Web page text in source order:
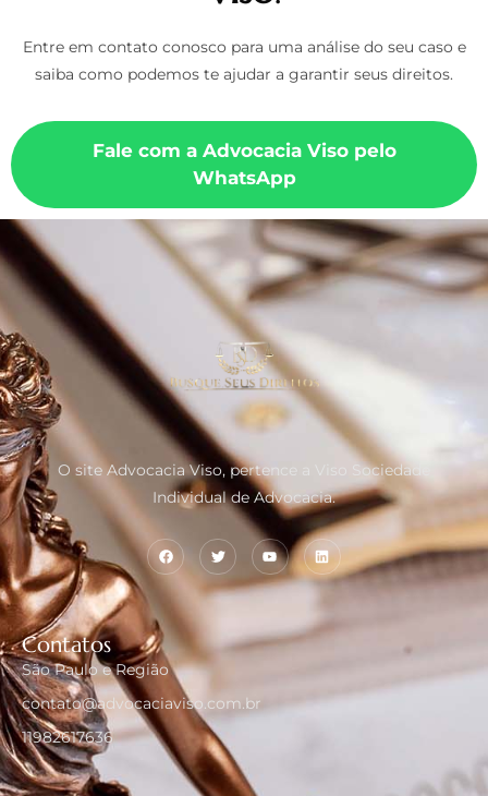
Entre em contato conosco para uma análise do seu caso e
saiba como podemos te ajudar a garantir seus direitos.
Fale com a Advocacia Viso pelo
WhatsApp
O site Advocacia Viso, pertence a Viso Sociedade
Individual de Advocacia.
Contatos
São Paulo e Região
contato@advocaciaviso.com.br
11982617636